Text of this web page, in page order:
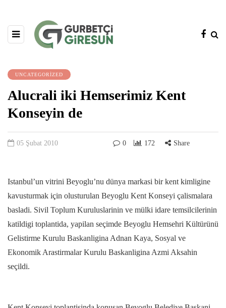
UNCATEGORIZED
Alucrali iki Hemserimiz Kent
Konseyin de
05 Şubat 2010 0 172 Share
Istanbul’un vitrini Beyoglu’nu dünya markasi bir kent kimligine
kavusturmak için olusturulan Beyoglu Kent Konseyi çalismalara
basladi. Sivil Toplum Kuruluslarinin ve mülki idare temsilcilerinin
katildigi toplantida, yapilan seçimde Beyoglu Hemsehri Kültürünü
Gelistirme Kurulu Baskanligina Adnan Kaya, Sosyal ve
Ekonomik Arastirmalar Kurulu Baskanligina Azmi Aksahin
seçildi.